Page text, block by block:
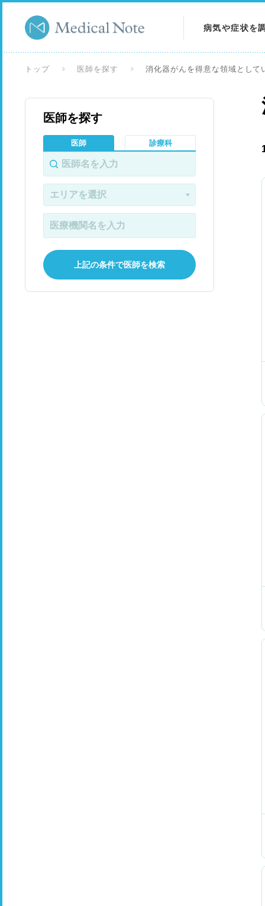
病気や症状を
トップ 医師を探す 消化器がんを得意な領域として
医師を探す
医師 診療科
上記の条件で医師を検索